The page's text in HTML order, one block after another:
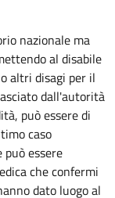
nazionale ma
al disabile
altri disagi per il
dall'autorità
può essere di
caso
essere
che confermi
dato luogo al